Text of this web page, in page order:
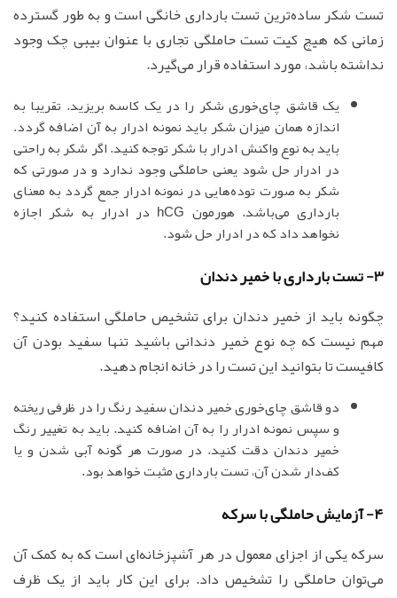
تست شکر ساده‌ترین تست بارداری خانگی است و به طور گسترده
زمانی که هیچ کیت تست حاملگی تجاری با عنوان بیبی چک وجود
نداشته باشد، مورد استفاده قرار می‌گیرد.
یک قاشق چای‌خوری شکر را در یک کاسه بریزید. تقریبا به
اندازه همان میزان شکر باید نمونه ادرار به آن اضافه گردد.
باید به نوع واکنش ادرار با شکر توجه کنید. اگر شکر به راحتی
در ادرار حل شود یعنی حاملگی وجود ندارد و در صورتی که
شکر به صورت توده‌هایی در نمونه ادرار جمع گردد به معنای
بارداری می‌باشد. هورمون hCG در ادرار به شکر اجازه
نخواهد داد که در ادرار حل شود.
3- تست بارداری با خمیر دندان
چگونه باید از خمیر دندان برای تشخیص حاملگی استفاده کنید؟
مهم نیست که چه نوع خمیر دندانی باشید تنها سفید بودن آن
کافیست تا بتوانید این تست را در خانه انجام دهید.
دو قاشق چای‌خوری خمیر دندان سفید رنگ را در ظرفی ریخته
و سپس نمونه ادرار را به آن اضافه کنید. باید به تغییر رنگ
خمیر دندان دقت کنید. در صورت هر گونه آبی شدن و یا
کف‌دار شدن آن، تست بارداری مثبت خواهد بود.
4- آزمایش حاملگی با سرکه
سرکه یکی از اجزای معمول در هر آشپزخانه‌ای است که به کمک آن
می‌توان حاملگی را تشخیص داد. برای این کار باید از یک ظرف